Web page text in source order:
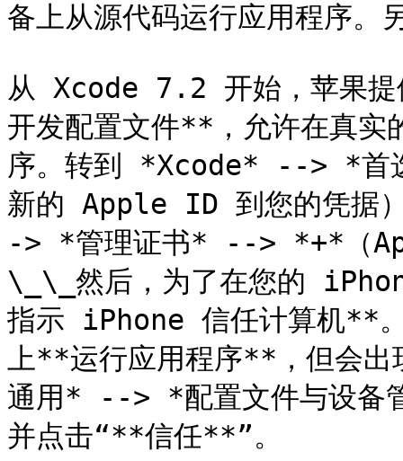
备上从源代码运行应用程序
从 Xcode 7.2 开始，苹果提
开发配置文件**，允许在真
序。转到 *Xcode* --> *
新的 Apple ID 到您的凭
-> *管理证书* --> *+*（
\_\_然后，为了在您的
指示 iPhone 信任计算机**
上**运行应用程序**，但会
通用* --> *配置文件与设备
并点击“**信任**”。